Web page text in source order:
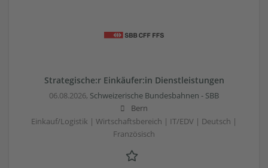
Strategische:r Einkäufer:in Dienstleistungen
06.08.2026, Schweizerische Bundesbahnen - SBB
Bern
Einkauf/Logistik | Wirtschaftsbereich | IT/EDV | Deutsch |
Französisch